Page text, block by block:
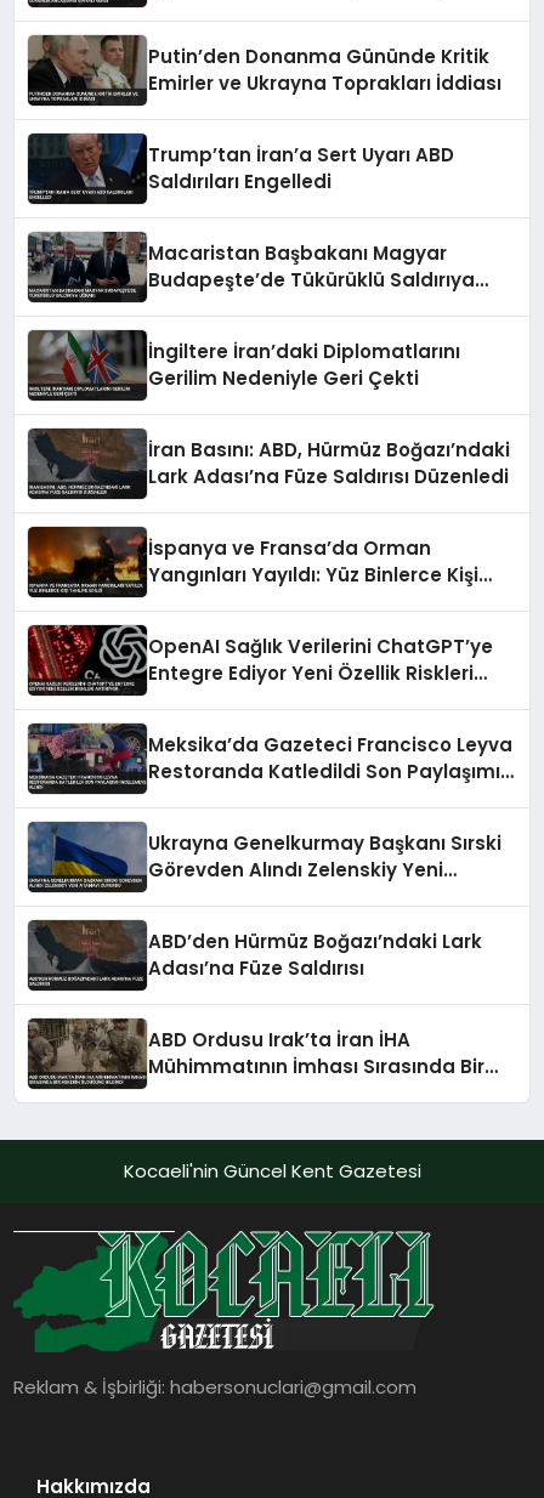
Putin’den Donanma Gününde Kritik
Emirler ve Ukrayna Toprakları İddiası
Trump’tan İran’a Sert Uyarı ABD
Saldırıları Engelledi
Macaristan Başbakanı Magyar
Budapeşte’de Tükürüklü Saldırıya
İngiltere İran’daki Diplomatlarını
Gerilim Nedeniyle Geri Çekti
İran Basını: ABD, Hürmüz Boğazı’ndaki
Lark Adası’na Füze Saldırısı Düzenledi
İspanya ve Fransa’da Orman
Yangınları Yayıldı: Yüz Binlerce Kişi
OpenAI Sağlık Verilerini ChatGPT’ye
Entegre Ediyor Yeni Özellik Riskleri
Meksika’da Gazeteci Francisco Leyva
Restoranda Katledildi Son Paylaşımı
Ukrayna Genelkurmay Başkanı Sırski
Görevden Alındı Zelenskiy Yeni
ABD’den Hürmüz Boğazı’ndaki Lark
Adası’na Füze Saldırısı
ABD Ordusu Irak’ta İran İHA
Mühimmatının İmhası Sırasında Bir
Kocaeli'nin Güncel Kent Gazetesi
Reklam & İşbirliği:habersonuclari@gmail.com
Hakkımızda